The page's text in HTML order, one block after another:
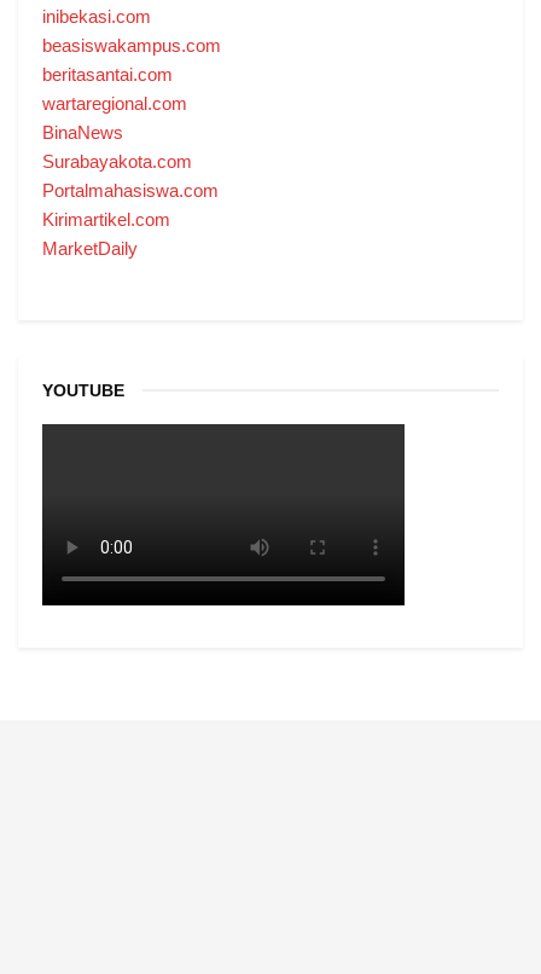
inibekasi.com
beasiswakampus.com
beritasantai.com
wartaregional.com
BinaNews
Surabayakota.com
Portalmahasiswa.com
Kirimartikel.com
MarketDaily
YOUTUBE